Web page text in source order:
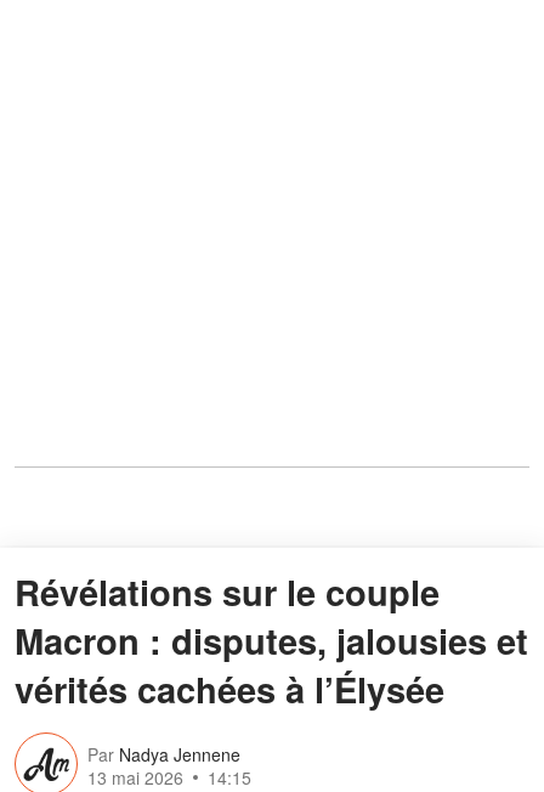
Révélations sur le couple
Macron : disputes, jalousies et
vérités cachées à l’Élysée
Par Nadya Jennene
13 mai 2026
14:15